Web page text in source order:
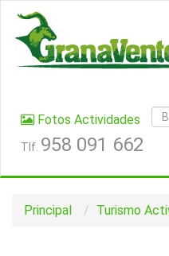
Fotos Actividades
Tlf. 958 091 662
Principal Turismo